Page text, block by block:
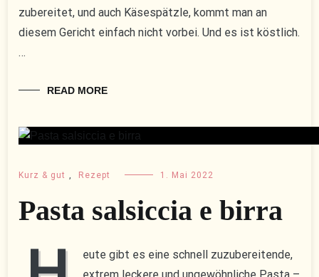
zubereitet, und auch Käsespätzle, kommt man an
diesem Gericht einfach nicht vorbei. Und es ist köstlich.
…
READ MORE
Kurz & gut Rezept 1. Mai 2022
Pasta salsiccia e birra
eute gibt es eine schnell zuzubereitende,
extrem leckere und ungewöhnliche Pasta –